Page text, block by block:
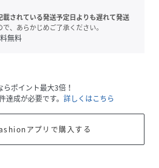
されている発送予定日よりも遅れて発送
、あらかじめご了承ください。
無料
らポイント最大3倍！
達成が必要です。 詳しくはこちら
アプリで購入する